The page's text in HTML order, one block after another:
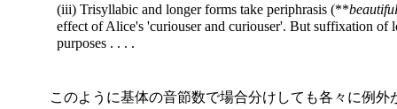
(iii) Trisyllabic and longer forms take periphrasis (**
effect of Alice's 'curiouser and curiouser'. But suffixation of
purposes . . . .
このように基体の音節数で場合分けしても各々に例外